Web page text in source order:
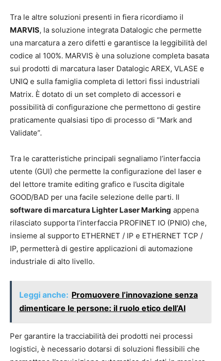
Tra le altre soluzioni presenti in fiera ricordiamo il
MARVIS, la soluzione integrata Datalogic che permette
una marcatura a zero difetti e garantisce la leggibilità del
codice al 100%. MARVIS è una soluzione completa basata
sui prodotti di marcatura laser Datalogic AREX, VLASE e
UNIQ e sulla famiglia completa di lettori fissi industriali
Matrix. È dotato di un set completo di accessori e
possibilità di configurazione che permettono di gestire
praticamente qualsiasi tipo di processo di “Mark and
Validate”.
Tra le caratteristiche principali segnaliamo l’interfaccia
utente (GUI) che permette la configurazione del laser e
del lettore tramite editing grafico e l’uscita digitale
GOOD/BAD per una facile selezione delle parti. Il
software di marcatura Lighter Laser Marking appena
rilasciato supporta l’interfaccia PROFINET IO (PNIO) che,
insieme al supporto ETHERNET / IP e ETHERNET TCP /
IP, permetterà di gestire applicazioni di automazione
industriale di alto livello.
Leggi anche: Promuovere l’innovazione senza
dimenticare le persone: il ruolo etico dell’AI
Per garantire la tracciabilità dei prodotti nei processi
logistici, è necessario dotarsi di soluzioni flessibili che